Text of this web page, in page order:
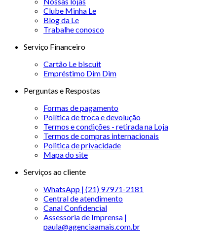
Clube Minha Le
Blog da Le
Trabalhe conosco
Serviço Financeiro
Cartão Le biscuit
Empréstimo Dim Dim
Perguntas e Respostas
Formas de pagamento
Política de troca e devolução
Termos e condições - retirada na Loja
Termos de compras internacionais
Politica de privacidade
Mapa do site
Serviços ao cliente
WhatsApp | (21) 97971-2181
Central de atendimento
Canal Confidencial
Assessoria de Imprensa |
paula@agenciaamais.com.br